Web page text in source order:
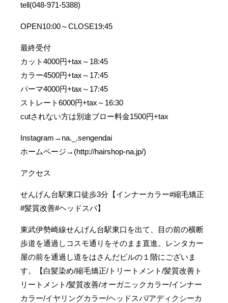
tell(048-971-5388)
OPEN10:00～CLOSE19:45
最終受付
カット4000円+tax～18:45
カラー4500円+tax～17:45
パーマ4000円+tax～17:45
ストレート6000円+tax～16:30
cutされない方は別途ブロー料金1500円+tax
Instagram→na._.sengendai
ホームページ→(http://hairshop-na.jp/)
アクセス
せんげん台駅東口徒歩3分【インナーカラー#縮毛矯正
#髪質改善#ヘッドスパ】
東武伊勢崎線せんげん台駅東口を出て、目の前の横断
歩道を通過しコスモ通りをそのまま直進。レンタカー
屋の前を通過し道をはさんだビルの１階にございま
す。【白髪染め/縮毛矯正/トリートメント/髪質改善ト
リートメント/髪質改善/オーガニックカラー/インナー
カラー/イヤリングカラー/ヘッドスパ/アディクシーカ